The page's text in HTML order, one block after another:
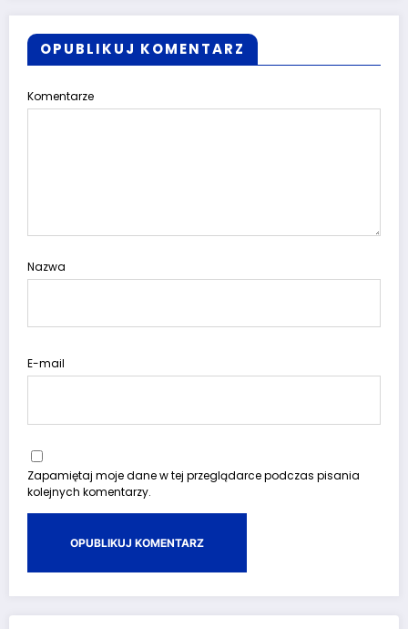
OPUBLIKUJ KOMENTARZ
Komentarze
Nazwa
E-mail
Zapamiętaj moje dane w tej przeglądarce podczas pisania
kolejnych komentarzy.